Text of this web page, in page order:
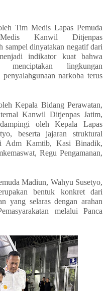
Tim Medis Lapas Pemuda
Kanwil Ditjenpas
sampel dinyatakan negatif dari
indikator kuat bahwa
lingkungan
narkoba terus
Kepala Bidang Perawatan,
Kanwil Ditjenpas Jatim,
oleh Kepala Lapas
beserta jajaran struktural
Adm Kamtib, Kasi Binadik,
Regu Pengamanan,
Madiun, Wahyu Susetyo,
bentuk konkret dari
yang selaras dengan arahan
melalui Panca